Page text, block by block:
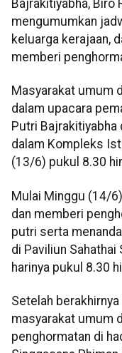
Bajrakitiyabha, Biro
mengumumkan
keluarga kerajaan,
memberi
Masyarakat umum
dalam upacara
Putri Bajrakitiyabha
dalam Kompleks
(13/6) pukul 8.30
Mulai Minggu (14/
dan memberi
putri serta
di Paviliun
harinya pukul 8.30
Setelah
masyarakat umum
penghormatan di